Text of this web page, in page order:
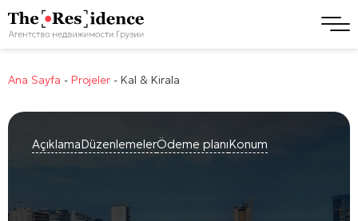
Ana Sayfa - Projeler - Kal & Kirala
AçıklamaDüzenlemelerÖdeme planıKonum